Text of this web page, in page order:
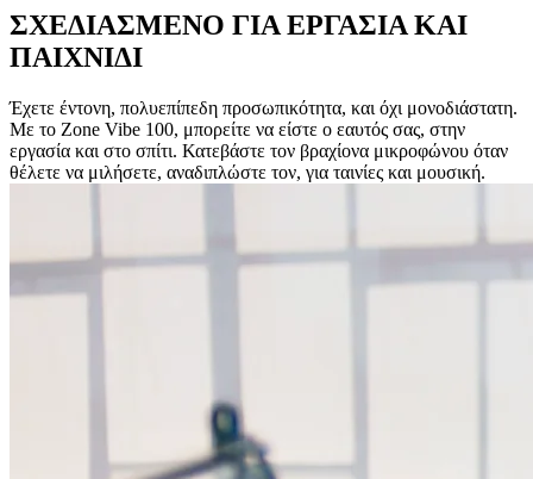
ΣΧΕΔΙΑΣΜΕΝΟ ΓΙΑ ΕΡΓΑΣΙΑ ΚΑΙ
ΠΑΙΧΝΙΔΙ
Έχετε έντονη, πολυεπίπεδη προσωπικότητα, και όχι μονοδιάστατη.
Με το Zone Vibe 100, μπορείτε να είστε ο εαυτός σας, στην
εργασία και στο σπίτι. Κατεβάστε τον βραχίονα μικροφώνου όταν
θέλετε να μιλήσετε, αναδιπλώστε τον, για ταινίες και μουσική.